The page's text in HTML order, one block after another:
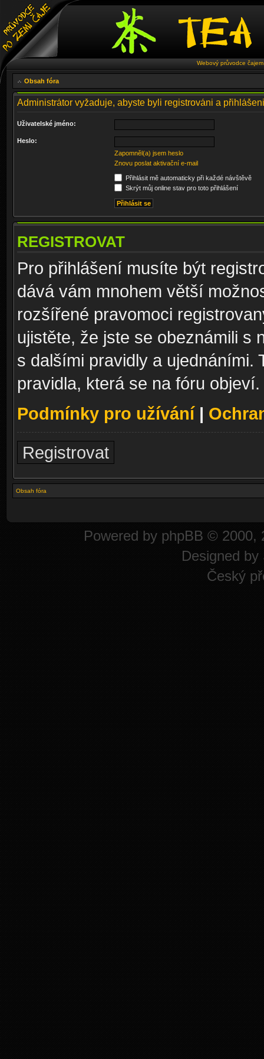
Webový průvodce
Obsah fóra
Administrátor vyžaduje, abyste byli registrováni a
Uživatelské jméno:
Heslo:
Zapomněl(a) jsem heslo
Znovu poslat aktivační e-mail
Přihlásit mě automaticky při každé návštěvě
Skrýt můj online stav pro toto přihlášení
REGISTROVAT
Pro přihlášení musíte být
dává vám mnohem větší
rozšířené pravomoci
ujistěte, že jste se obeznámili s
s dalšími pravidly a ujednáními.
pravidla, která se na fóru objeví.
Podmínky pro užívání|
Registrovat
Obsah fóra
Powered by phpBB © 2000,
Designed by
Český